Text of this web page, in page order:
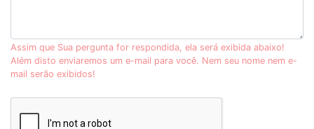
Assim que Sua pergunta for respondida, ela será exibida abaixo!
Além disto enviaremos um e-mail para você. Nem seu nome nem e-
mail serão exibidos!